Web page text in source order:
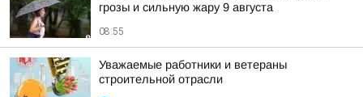
грозы и сильную жару 9 августа
08:55
Уважаемые работники и ветераны
строительной отрасли